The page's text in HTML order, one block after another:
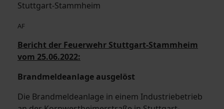
AF
Bericht der Feuerwehr Stuttgart-Stammheim
vom 25.06.2022:
Brandmeldeanlage ausgelöst
Die Brandmeldeanlage in einem Industriebetrieb